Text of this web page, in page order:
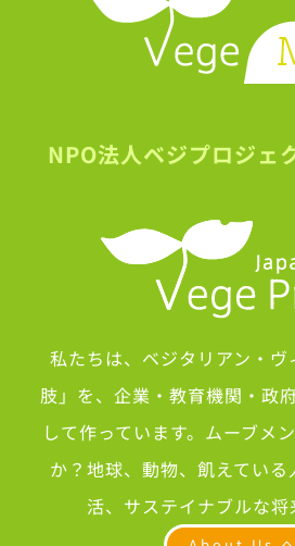
NPO法人ベジプロジェ
私たちは、ベジタリアン・
肢」を、企業・教育機関・政
して作っています。ムーブメ
か？地球、動物、飢えてい
活、サステイナブルな将